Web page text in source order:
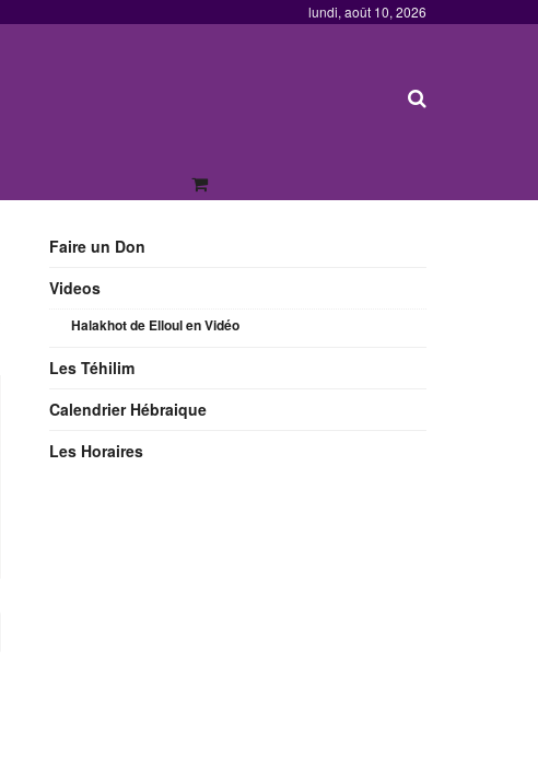
lundi, août 10, 2026
Faire un Don
Videos
Halakhot de Elloul en Vidéo
Les Téhilim
Calendrier Hébraique
Les Horaires